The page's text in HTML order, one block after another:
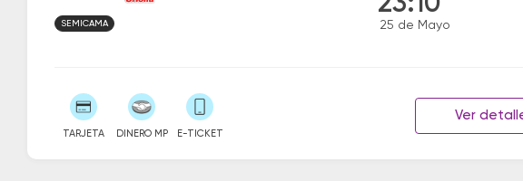
25 de Mayo
SEMICAMA
TARJETA DINERO MP E-TICKET
Ver